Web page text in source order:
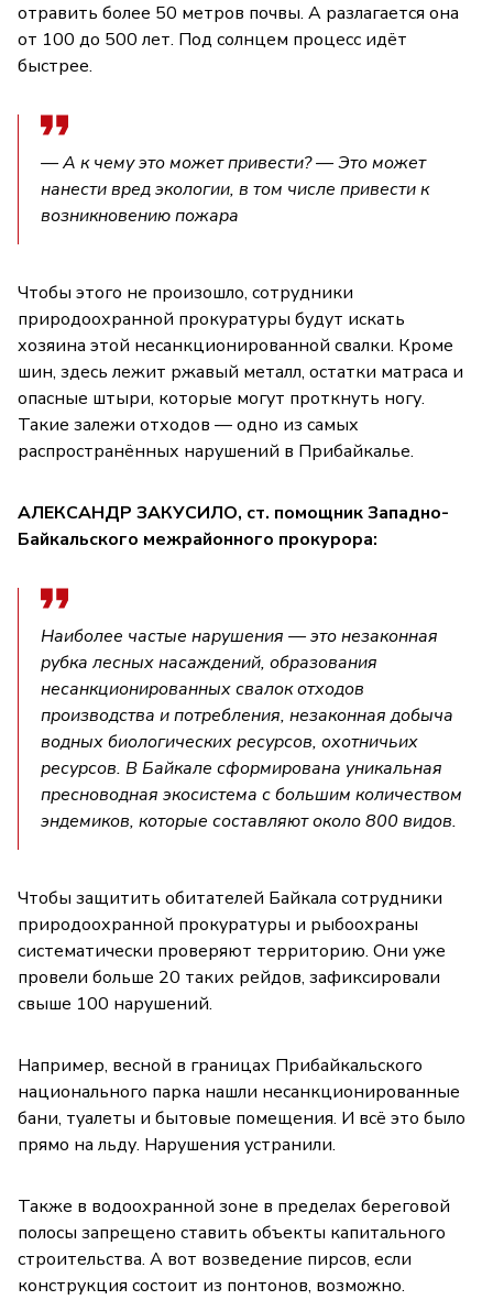
отравить более 50 метров почвы. А разлагается она
от 100 до 500 лет. Под солнцем процесс идёт
быстрее.
— А к чему это может привести? — Это может
нанести вред экологии, в том числе привести к
возникновению пожара
Чтобы этого не произошло, сотрудники
природоохранной прокуратуры будут искать
хозяина этой несанкционированной свалки. Кроме
шин, здесь лежит ржавый металл, остатки матраса и
опасные штыри, которые могут проткнуть ногу.
Такие залежи отходов — одно из самых
распространённых нарушений в Прибайкалье.
АЛЕКСАНДР ЗАКУСИЛО, ст. помощник Западно-
Байкальского межрайонного прокурора:
Наиболее частые нарушения — это незаконная
рубка лесных насаждений, образования
несанкционированных свалок отходов
производства и потребления, незаконная добыча
водных биологических ресурсов, охотничьих
ресурсов. В Байкале сформирована уникальная
пресноводная экосистема с большим количеством
эндемиков, которые составляют около 800 видов.
Чтобы защитить обитателей Байкала сотрудники
природоохранной прокуратуры и рыбоохраны
систематически проверяют территорию. Они уже
провели больше 20 таких рейдов, зафиксировали
свыше 100 нарушений.
Например, весной в границах Прибайкальского
национального парка нашли несанкционированные
бани, туалеты и бытовые помещения. И всё это было
прямо на льду. Нарушения устранили.
Также в водоохранной зоне в пределах береговой
полосы запрещено ставить объекты капитального
строительства. А вот возведение пирсов, если
конструкция состоит из понтонов, возможно.